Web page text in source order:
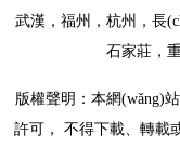
武漢，福州，杭州， 長
石家莊，
版權聲明：本網(wǎng)
許可， 不得下載、轉載